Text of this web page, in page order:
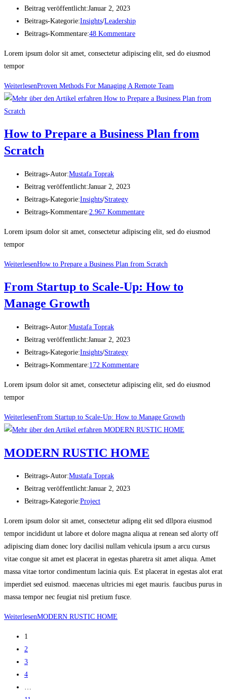
Beitrag veröffentlicht:Januar 2, 2023
Beitrags-Kategorie:Insights/Leadership
Beitrags-Kommentare:48 Kommentare
Lorem ipsum dolor sit amet, consectetur adipiscing elit, sed do eiusmod
tempor
WeiterlesenProven Methods For Managing A Remote Team
How to Prepare a Business Plan from
Scratch
Beitrags-Autor:Mustafa Toprak
Beitrag veröffentlicht:Januar 2, 2023
Beitrags-Kategorie:Insights/Strategy
Beitrags-Kommentare:2.967 Kommentare
Lorem ipsum dolor sit amet, consectetur adipiscing elit, sed do eiusmod
tempor
WeiterlesenHow to Prepare a Business Plan from Scratch
From Startup to Scale-Up: How to
Manage Growth
Beitrags-Autor:Mustafa Toprak
Beitrag veröffentlicht:Januar 2, 2023
Beitrags-Kategorie:Insights/Strategy
Beitrags-Kommentare:172 Kommentare
Lorem ipsum dolor sit amet, consectetur adipiscing elit, sed do eiusmod
tempor
WeiterlesenFrom Startup to Scale-Up: How to Manage Growth
MODERN RUSTIC HOME
Beitrags-Autor:Mustafa Toprak
Beitrag veröffentlicht:Januar 2, 2023
Beitrags-Kategorie:Project
Lorem ipsum dolor sit amet, consectetur adipng elit sed dllpora eiusmod
tempor incididunt ut labore et dolore magna aliqua at renean sed alorty off
adipiscing diam donec lory dacilisi nullam vehicula ipsum a arcu cursus
vitae congue sit amet est placerat in egestas pharetra sit amet aliqua. Amet
massa vitae tortor condimentum lacinia quis. Est placerat in egestas alot erat
imperdiet sed euismod. maecenas ultricies mi eget mauris. faucibus purus in
massa tempor nec feugiat nisl pretium fusce.
WeiterlesenMODERN RUSTIC HOME
1
2
3
4
…